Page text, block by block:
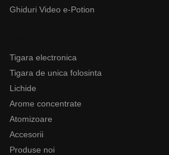
Ghiduri Video e-Potion
Tigara electronica
Tigara de unica folosinta
Lichide
Arome concentrate
Atomizoare
Accesorii
Produse noi